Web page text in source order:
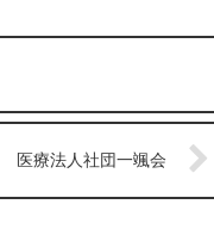
医療法人社団一颯会